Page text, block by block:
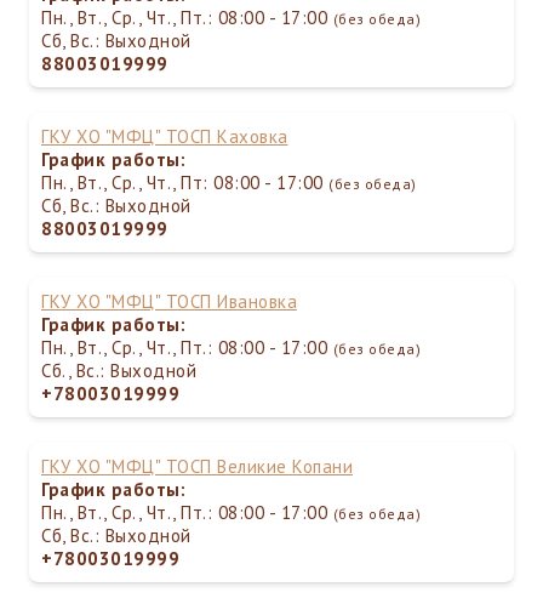
Пн., Вт., Ср., Чт., Пт.: 08:00 - 17:00 (без обеда)
Сб, Вс.: Выходной
88003019999
ГКУ ХО "МФЦ" ТОСП Каховка
График работы:
Пн., Вт., Ср., Чт., Пт: 08:00 - 17:00 (без обеда)
Сб, Вс.: Выходной
88003019999
ГКУ ХО "МФЦ" ТОСП Ивановка
График работы:
Пн., Вт., Ср., Чт., Пт.: 08:00 - 17:00 (без обеда)
Сб., Вс.: Выходной
+78003019999
ГКУ ХО "МФЦ" ТОСП Великие Копани
График работы:
Пн., Вт., Ср., Чт., Пт.: 08:00 - 17:00 (без обеда)
Сб, Вс.: Выходной
+78003019999